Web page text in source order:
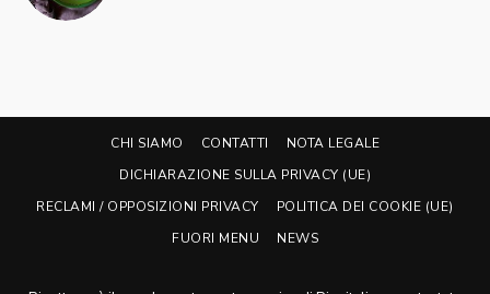
CHI SIAMO CONTATTI
NOTA LEGALE
DICHIARAZIONE SULLA PRIVACY (UE)
RECLAMI / OPPOSIZIONI PRIVACY
POLITICA DEI COOKIE (UE)
FUORI MENU
NEWS